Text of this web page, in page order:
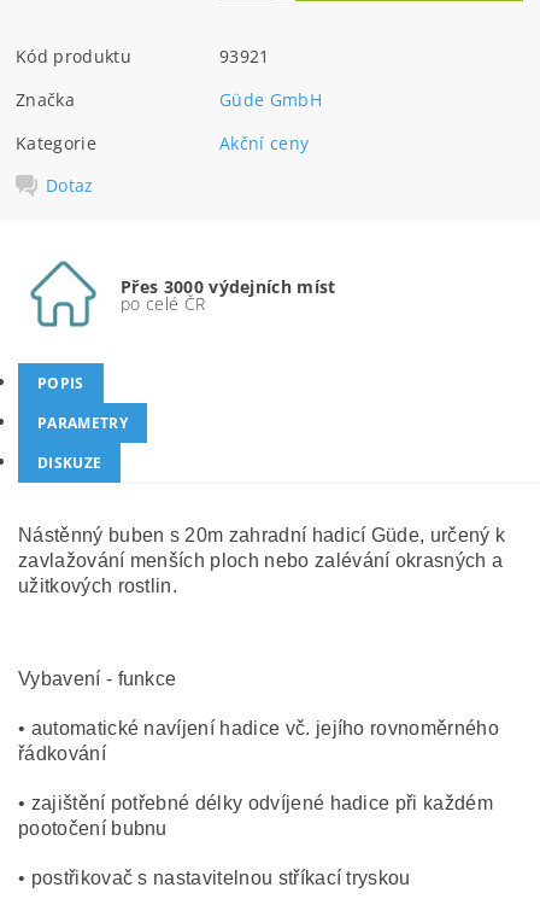
Kód produktu
93921
Značka
Güde GmbH
Kategorie
Akční ceny
Dotaz
Přes 3000 výdejních míst
po celé ČR
POPIS
PARAMETRY
DISKUZE
Nástěnný buben s 20m zahradní hadicí Güde, určený k
zavlažování menších ploch nebo zalévání okrasných a
užitkových rostlin.
Vybavení - funkce
• automatické navíjení hadice vč. jejího rovnoměrného
řádkování
• zajištění potřebné délky odvíjené hadice při každém
pootočení bubnu
• postřikovač s nastavitelnou stříkací tryskou